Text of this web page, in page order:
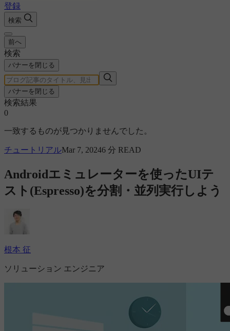
登録
検索
前へ
検索
バナーを閉じる
バナーを閉じる
検索結果
0
一致するものが見つかりませんでした。
チュートリアルMar 7, 20246 分 READ
Androidエミュレーターを使ったUIテ
スト(Espresso)を分割・並列実行しよう
根本 征
ソリューション エンジニア